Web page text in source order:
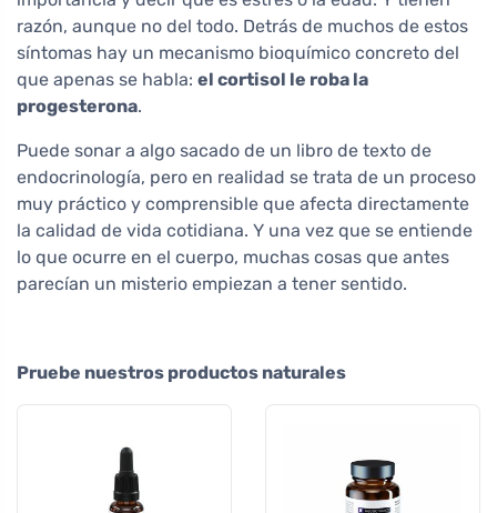
razón, aunque no del todo. Detrás de muchos de estos
síntomas hay un mecanismo bioquímico concreto del
que apenas se habla: el cortisol le roba la
progesterona.
Puede sonar a algo sacado de un libro de texto de
endocrinología, pero en realidad se trata de un proceso
muy práctico y comprensible que afecta directamente
la calidad de vida cotidiana. Y una vez que se entiende
lo que ocurre en el cuerpo, muchas cosas que antes
parecían un misterio empiezan a tener sentido.
Pruebe nuestros productos naturales